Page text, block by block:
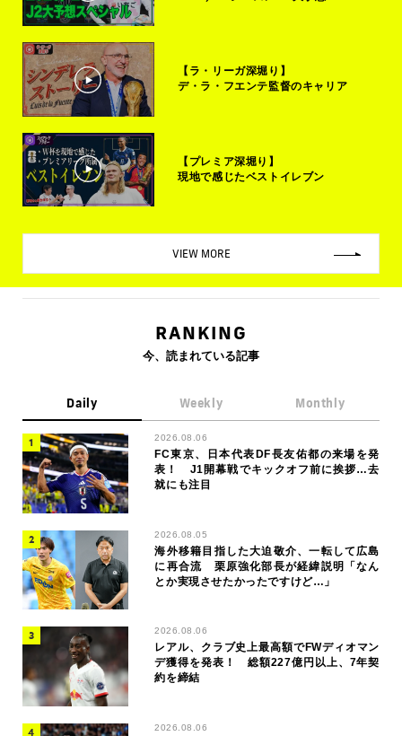
【ラ・リーガ深堀り】
デ・ラ・フエンテ監督のキャリア
【プレミア深堀り】
現地で感じたベストイレブン
VIEW MORE
RANKING
今、読まれている記事
Daily Weekly Monthly
2026.08.06
FC東京、日本代表DF長友佑都の来場を発
表！ J1開幕戦でキックオフ前に挨拶…去
就にも注目
2026.08.05
海外移籍目指した大迫敬介、一転して広島
に再合流 栗原強化部長が経緯説明「なん
とか実現させたかったですけど…」
2026.08.06
レアル、クラブ史上最高額でFWディオマン
デ獲得を発表！ 総額227億円以上、7年契
約を締結
2026.08.06